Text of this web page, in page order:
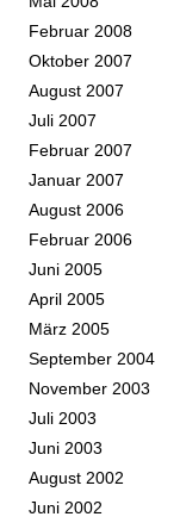
Februar 2008
Oktober 2007
August 2007
Juli 2007
Februar 2007
Januar 2007
August 2006
Februar 2006
Juni 2005
April 2005
März 2005
September 2004
November 2003
Juli 2003
Juni 2003
August 2002
Juni 2002